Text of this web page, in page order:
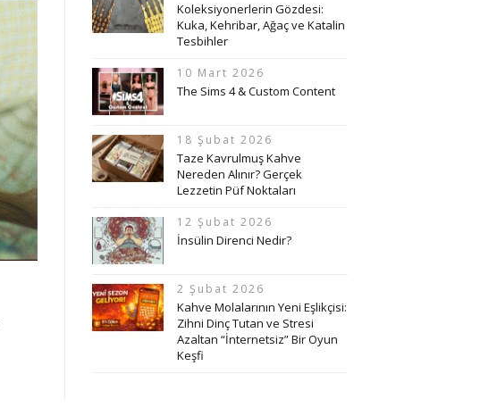
Koleksiyonerlerin Gözdesi:
Kuka, Kehribar, Ağaç ve Katalin
Tesbihler
10 Mart 2026
The Sims 4 & Custom Content
18 Şubat 2026
Taze Kavrulmuş Kahve
Nereden Alınır? Gerçek
Lezzetin Püf Noktaları
12 Şubat 2026
İnsülin Direnci Nedir?
2 Şubat 2026
Kahve Molalarının Yeni Eşlikçisi:
Zihni Dinç Tutan ve Stresi
Azaltan “İnternetsiz” Bir Oyun
Keşfi